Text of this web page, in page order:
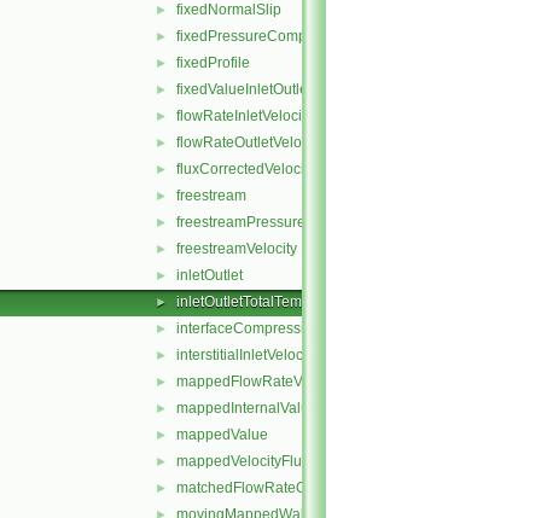
► fixedNormalSlip
► fixedPressureCompressibleDensity
► fixedProfile
► fixedValueInletOutlet
► flowRateInletVelocity
► flowRateOutletVelocity
► fluxCorrectedVelocity
► freestream
► freestreamPressure
► freestreamVelocity
► inletOutlet
► inletOutletTotalTemperature
► interfaceCompression
► interstitialInletVelocity
► mappedFlowRateVelocity
► mappedInternalValue
► mappedValue
► mappedVelocityFlux
► matchedFlowRateOutletVelocity
movingMappedWallVelocity